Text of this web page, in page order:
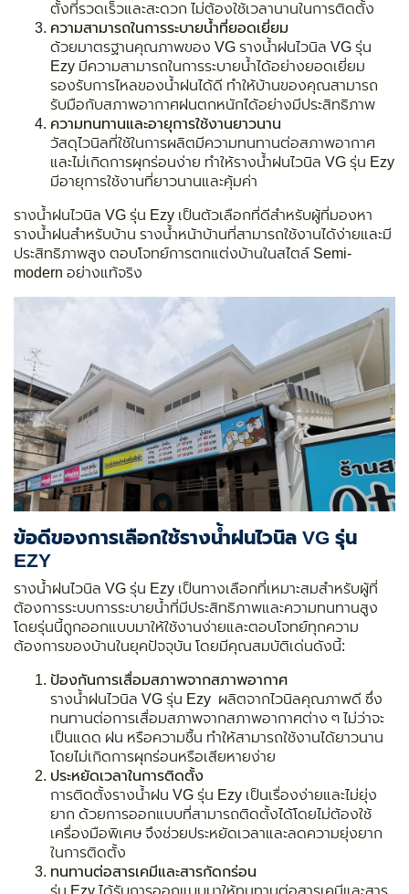
ตั้งที่รวดเร็วและสะดวก ไม่ต้องใช้เวลานานในการติดตั้ง
ความสามารถในการระบายน้ำที่ยอดเยี่ยม
ด้วยมาตรฐานคุณภาพของ VG รางน้ำฝนไวนิล VG รุ่น
Ezy มีความสามารถในการระบายน้ำได้อย่างยอดเยี่ยม
รองรับการไหลของน้ำฝนได้ดี ทำให้บ้านของคุณสามารถ
รับมือกับสภาพอากาศฝนตกหนักได้อย่างมีประสิทธิภาพ
ความทนทานและอายุการใช้งานยาวนาน
วัสดุไวนิลที่ใช้ในการผลิตมีความทนทานต่อสภาพอากาศ
และไม่เกิดการผุกร่อนง่าย ทำให้รางน้ำฝนไวนิล VG รุ่น Ezy
มีอายุการใช้งานที่ยาวนานและคุ้มค่า
รางน้ำฝนไวนิล VG รุ่น Ezy เป็นตัวเลือกที่ดีสำหรับผู้ที่มองหา
รางน้ำฝนสำหรับบ้าน รางน้ำหน้าบ้านที่สามารถใช้งานได้ง่ายและมี
ประสิทธิภาพสูง ตอบโจทย์การตกแต่งบ้านในสไตล์ Semi-
modern อย่างแท้จริง
ข้อดีของการเลือกใช้รางน้ำฝนไวนิล VG รุ่น
EZY
รางน้ำฝนไวนิล VG รุ่น Ezy เป็นทางเลือกที่เหมาะสมสำหรับผู้ที่
ต้องการระบบการระบายน้ำที่มีประสิทธิภาพและความทนทานสูง
โดยรุ่นนี้ถูกออกแบบมาให้ใช้งานง่ายและตอบโจทย์ทุกความ
ต้องการของบ้านในยุคปัจจุบัน โดยมีคุณสมบัติเด่นดังนี้:
ป้องกันการเสื่อมสภาพจากสภาพอากาศ
รางน้ำฝนไวนิล VG รุ่น Ezy ผลิตจากไวนิลคุณภาพดี ซึ่ง
ทนทานต่อการเสื่อมสภาพจากสภาพอากาศต่าง ๆ ไม่ว่าจะ
เป็นแดด ฝน หรือความชื้น ทำให้สามารถใช้งานได้ยาวนาน
โดยไม่เกิดการผุกร่อนหรือเสียหายง่าย
ประหยัดเวลาในการติดตั้ง
การติดตั้งรางน้ำฝน VG รุ่น Ezy เป็นเรื่องง่ายและไม่ยุ่ง
ยาก ด้วยการออกแบบที่สามารถติดตั้งได้โดยไม่ต้องใช้
เครื่องมือพิเศษ จึงช่วยประหยัดเวลาและลดความยุ่งยาก
ในการติดตั้ง
ทนทานต่อสารเคมีและสารกัดกร่อน